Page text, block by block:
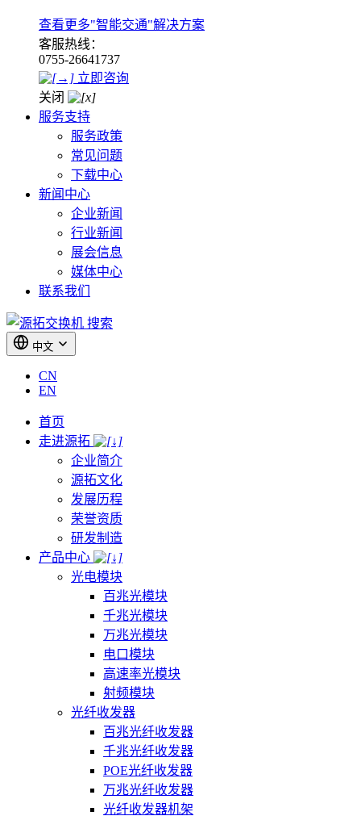
查看更多"智能交通"解决方案
客服热线：
0755-26641737
立即咨询
关闭
服务支持
服务政策
常见问题
下载中心
新闻中心
企业新闻
行业新闻
展会信息
媒体中心
联系我们
搜索
中文
CN
EN
首页
走进源拓
企业简介
源拓文化
发展历程
荣誉资质
研发制造
产品中心
光电模块
百兆光模块
千兆光模块
万兆光模块
电口模块
高速率光模块
射频模块
光纤收发器
百兆光纤收发器
千兆光纤收发器
POE光纤收发器
万兆光纤收发器
光纤收发器机架